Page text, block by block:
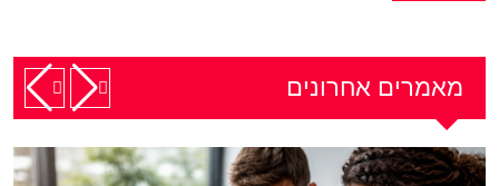
מאמרים אחרונים